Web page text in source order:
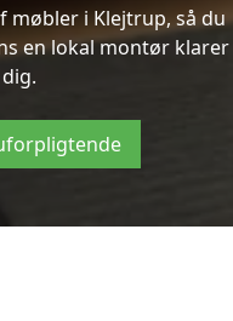
møbler i Klejtrup, så du
en lokal montør klarer